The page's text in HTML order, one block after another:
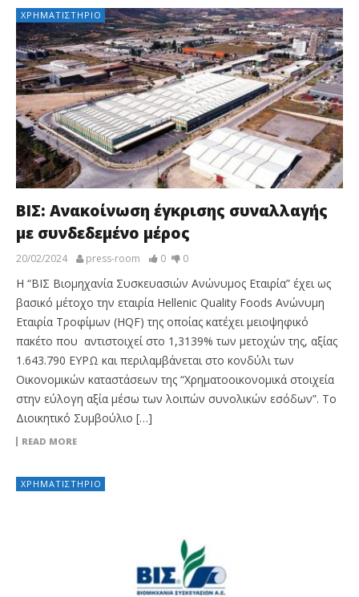
ΧΡΗΜΑΤΙΣΤΉΡΙΟ
ΒΙΣ: Ανακοίνωση έγκρισης συναλλαγής
με συνδεδεμένο μέρος
20/02/2024 press-room 0 0
Η “ΒΙΣ Βιομηχανία Συσκευασιών Ανώνυμος Εταιρία” έχει ως
βασικό μέτοχο την εταιρία Hellenic Quality Foods Ανώνυμη
Εταιρία Τροφίμων (HQF) της οποίας κατέχει μειοψηφικό
πακέτο που αντιστοιχεί στο 1,3139% των μετοχών της, αξίας
1.643.790 ΕΥΡΩ και περιλαμβάνεται στο κονδύλι των
Οικονομικών καταστάσεων της “Χρηματοοικονομικά στοιχεία
στην εύλογη αξία μέσω των λοιπών συνολικών εσόδων”. Το
Διοικητικό Συμβούλιο […]
READ MORE
ΧΡΗΜΑΤΙΣΤΉΡΙΟ